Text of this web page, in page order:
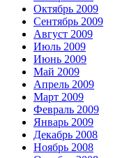
Октябрь 2009
Сентябрь 2009
Август 2009
Июль 2009
Июнь 2009
Май 2009
Апрель 2009
Март 2009
Февраль 2009
Январь 2009
Декабрь 2008
Ноябрь 2008